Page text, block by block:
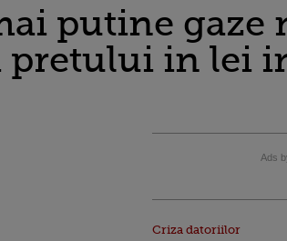
putine gaze
in lei
Ads
Criza datoriilor